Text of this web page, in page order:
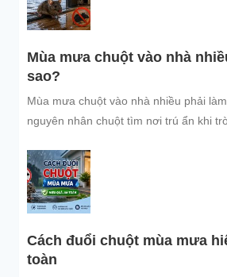
Mùa mưa chuột vào nhà
sao?
Mùa mưa chuột vào nhà nhiều phải
nguyên nhân chuột tìm nơi trú ẩn khi
bảo vệ không gian sống sạch sẽ.
Cách đuổi chuột mùa mưa
toàn